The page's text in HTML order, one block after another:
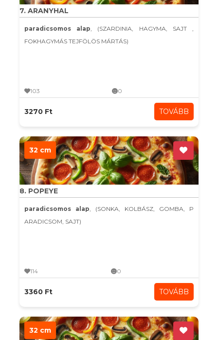
7. ARANYHAL
paradicsomos alap, (SZARDINIA, HAGYMA, SAJT ,
FOKHAGYMÁS TEJFÖLÖS MÁRTÁS)
103 0
3270 Ft TOVÁBB
32 cm
8. POPEYE
paradicsomos alap, (SONKA, KOLBÁSZ, GOMBA, P
ARADICSOM, SAJT)
114 0
3360 Ft TOVÁBB
32 cm